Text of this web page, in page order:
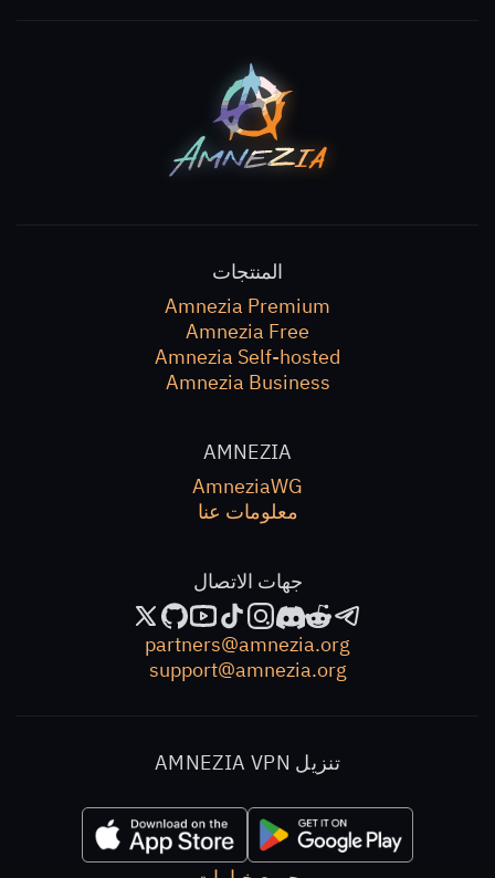
المنتجات
Amnezia Premium
Amnezia Free
Amnezia Self-hosted
Amnezia Business
AMNEZIA
AmneziaWG
معلومات عنا
جهات الاتصال
partners@amnezia.org
support@amnezia.org
تنزيل AMNEZIA VPN